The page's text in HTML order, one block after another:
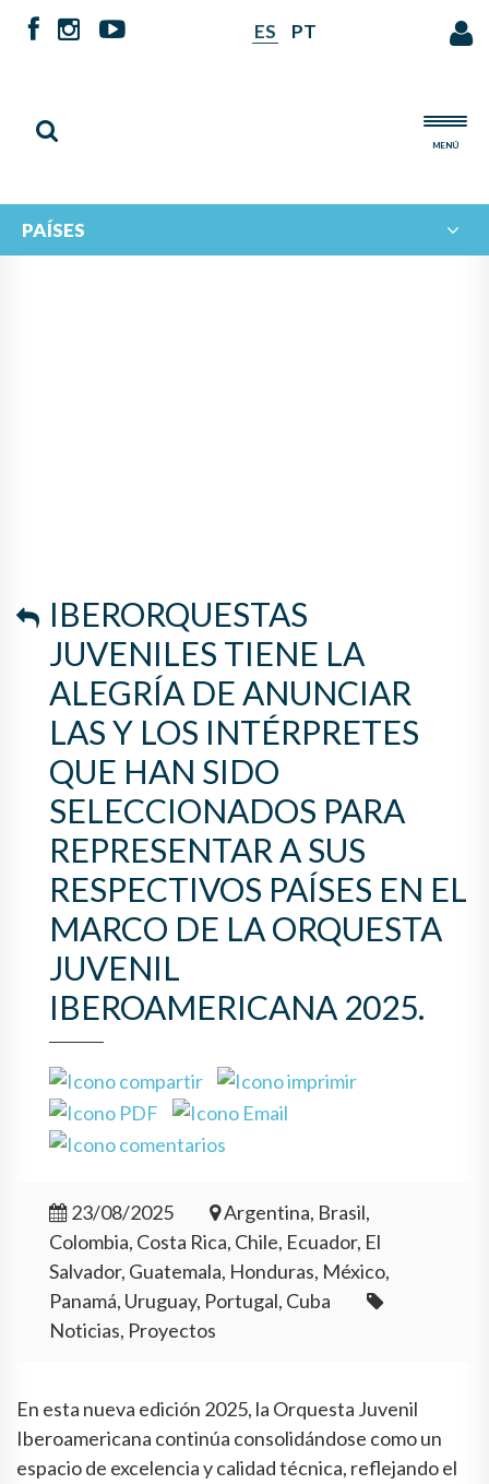
ES PT
MENÚ
PAÍSES
IBERORQUESTAS
JUVENILES TIENE LA
ALEGRÍA DE ANUNCIAR
LAS Y LOS INTÉRPRETES
QUE HAN SIDO
SELECCIONADOS PARA
REPRESENTAR A SUS
RESPECTIVOS PAÍSES EN EL
MARCO DE LA ORQUESTA
JUVENIL
IBEROAMERICANA 2025.
23/08/2025
Argentina, Brasil,
Colombia, Costa Rica, Chile, Ecuador, El
Salvador, Guatemala, Honduras, México,
Panamá, Uruguay, Portugal, Cuba
Noticias, Proyectos
En esta nueva edición 2025, la Orquesta Juvenil
Iberoamericana continúa consolidándose como un
espacio de excelencia y calidad técnica, reflejando el